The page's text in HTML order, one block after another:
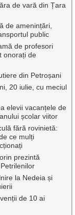
de vară din Țara
de amenințări,
public
de profesori
onorați de
din Petroșani
20 iulie, cu meciul
elevii vacanțele de
școlar viitor
fără rovinietă:
ce mulți
prezintă
la Nedeia și
de 10 ai